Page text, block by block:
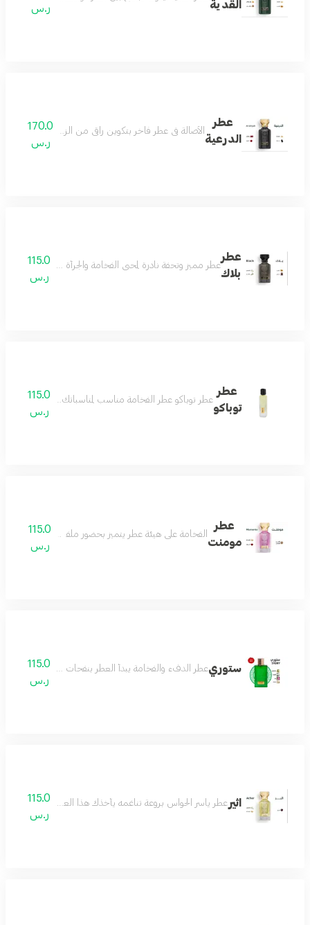
القدية
ر.س
عطر
الدرعية
الأصالة في عطر فاخر بتكوين راقي من الزعفران والمسك
170.0
ر.س
عطر
بلاك
عطر مميز وتحفة نادرة لمحبي الفخامة والجرأة مزيج من رائحة
115.0
ر.س
عطر
توباكو
عطر توباكو عطر الفخامة مناسب لمناسباتك الفخمة يثبت
115.0
ر.س
عطر
مومنت
الفخامة على هيئة عطر يتميز بحضور ملفت وفوحان طاغي
115.0
ر.س
ستوريعطر الدفء والفخامة يبدأ العطر بنفحات اللوز الدافئ
115.0
ر.س
اثير عطر ياسر الحواس بروعة تناغمه يأخذك هذا العطر في رحلة من
115.0
ر.س